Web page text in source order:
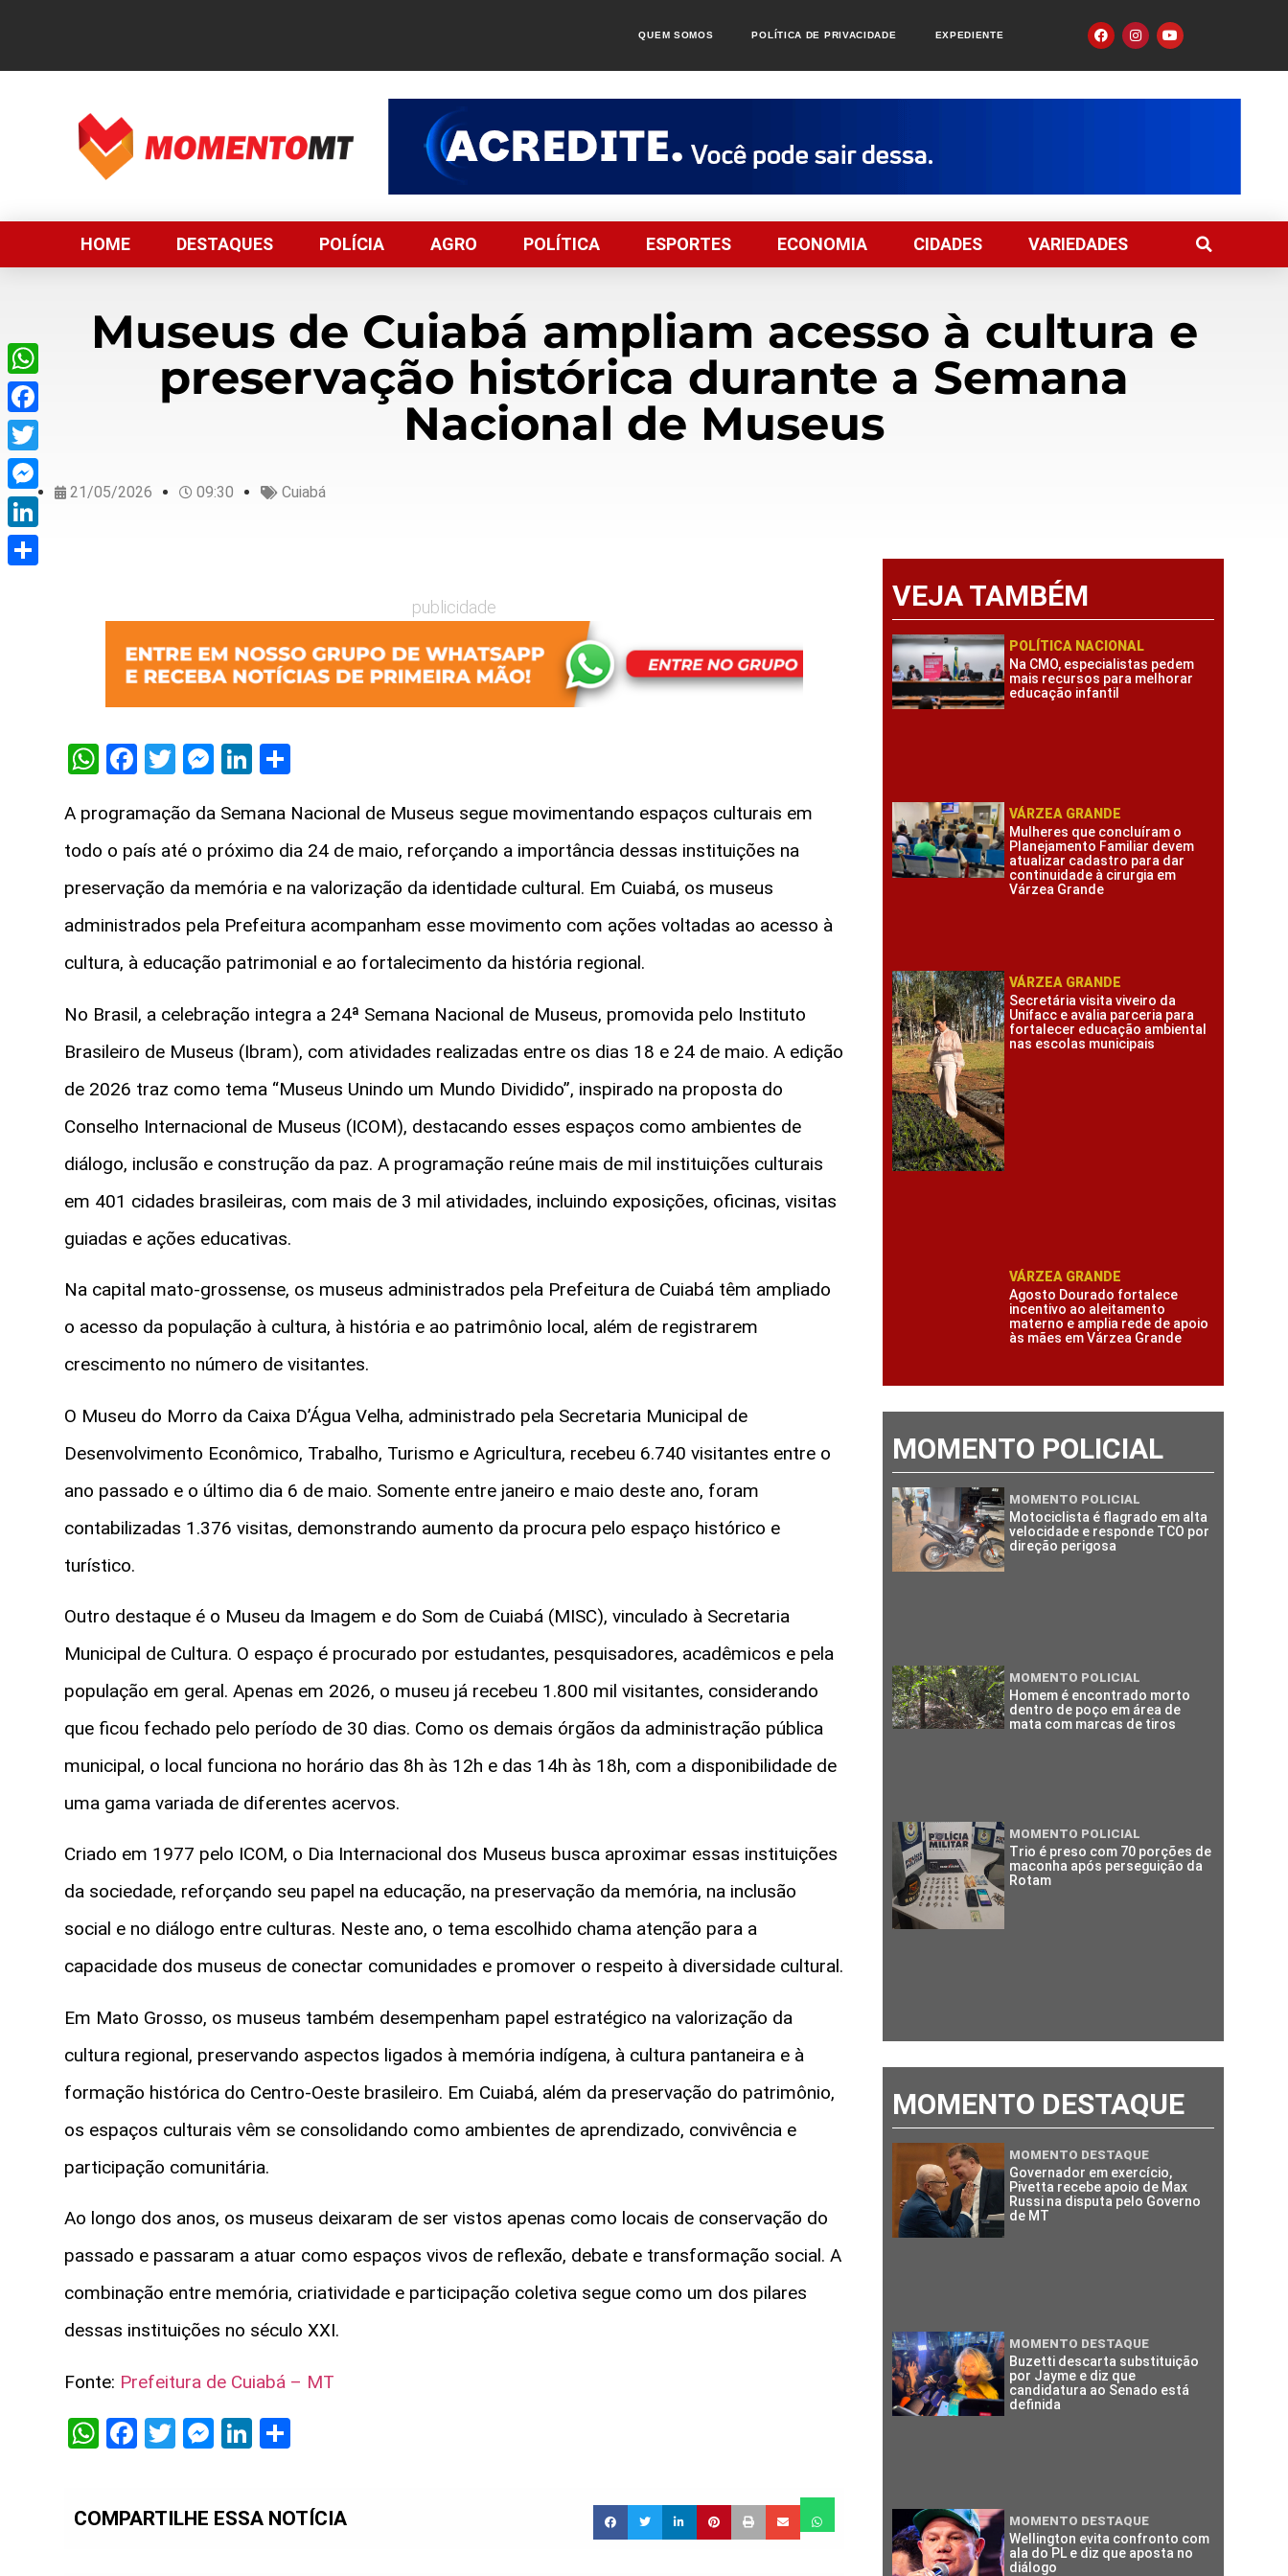
QUEM SOMOS POLÍTICA DE PRIVACIDADE EXPEDIENTE
HOME DESTAQUES POLÍCIA AGRO POLÍTICA ESPORTES ECONOMIA CIDADES VARIEDADES
Museus de Cuiabá ampliam acesso à cultura e
preservação histórica durante a Semana
Nacional de Museus
21/05/2026 09:30 Cuiabá
publicidade
WhatsApp
Facebook
TwitterMessenger
LinkedIn
A programação da Semana Nacional de Museus segue movimentando espaços culturais em
todo o país até o próximo dia 24 de maio, reforçando a importância dessas instituições na
preservação da memória e na valorização da identidade cultural. Em Cuiabá, os museus
administrados pela Prefeitura acompanham esse movimento com ações voltadas ao acesso à
cultura, à educação patrimonial e ao fortalecimento da história regional.
No Brasil, a celebração integra a 24ª Semana Nacional de Museus, promovida pelo Instituto
Brasileiro de Museus (Ibram), com atividades realizadas entre os dias 18 e 24 de maio. A edição
de 2026 traz como tema “Museus Unindo um Mundo Dividido”, inspirado na proposta do
Conselho Internacional de Museus (ICOM), destacando esses espaços como ambientes de
diálogo, inclusão e construção da paz. A programação reúne mais de mil instituições culturais
em 401 cidades brasileiras, com mais de 3 mil atividades, incluindo exposições, oficinas, visitas
guiadas e ações educativas.
Na capital mato-grossense, os museus administrados pela Prefeitura de Cuiabá têm ampliado
o acesso da população à cultura, à história e ao patrimônio local, além de registrarem
crescimento no número de visitantes.
O Museu do Morro da Caixa D’Água Velha, administrado pela Secretaria Municipal de
Desenvolvimento Econômico, Trabalho, Turismo e Agricultura, recebeu 6.740 visitantes entre o
ano passado e o último dia 6 de maio. Somente entre janeiro e maio deste ano, foram
contabilizadas 1.376 visitas, demonstrando aumento da procura pelo espaço histórico e
turístico.
Outro destaque é o Museu da Imagem e do Som de Cuiabá (MISC), vinculado à Secretaria
Municipal de Cultura. O espaço é procurado por estudantes, pesquisadores, acadêmicos e pela
população em geral. Apenas em 2026, o museu já recebeu 1.800 mil visitantes, considerando
que ficou fechado pelo período de 30 dias. Como os demais órgãos da administração pública
municipal, o local funciona no horário das 8h às 12h e das 14h às 18h, com a disponibilidade de
uma gama variada de diferentes acervos.
Criado em 1977 pelo ICOM, o Dia Internacional dos Museus busca aproximar essas instituições
da sociedade, reforçando seu papel na educação, na preservação da memória, na inclusão
social e no diálogo entre culturas. Neste ano, o tema escolhido chama atenção para a
capacidade dos museus de conectar comunidades e promover o respeito à diversidade cultural.
Em Mato Grosso, os museus também desempenham papel estratégico na valorização da
cultura regional, preservando aspectos ligados à memória indígena, à cultura pantaneira e à
formação histórica do Centro-Oeste brasileiro. Em Cuiabá, além da preservação do patrimônio,
os espaços culturais vêm se consolidando como ambientes de aprendizado, convivência e
participação comunitária.
Ao longo dos anos, os museus deixaram de ser vistos apenas como locais de conservação do
passado e passaram a atuar como espaços vivos de reflexão, debate e transformação social. A
combinação entre memória, criatividade e participação coletiva segue como um dos pilares
dessas instituições no século XXI.
Fonte: Prefeitura de Cuiabá – MT
WhatsApp
Facebook
Twitter
Messenger
LinkedIn
COMPARTILHE ESSA NOTÍCIA
VEJA TAMBÉM
POLÍTICA NACIONAL
Na CMO, especialistas pedem
mais recursos para melhorar
educação infantil
VÁRZEA GRANDE
Mulheres que concluíram o
Planejamento Familiar devem
atualizar cadastro para dar
continuidade à cirurgia em
Várzea Grande
VÁRZEA GRANDE
Secretária visita viveiro da
Unifacc e avalia parceria para
fortalecer educação ambiental
nas escolas municipais
VÁRZEA GRANDE
Agosto Dourado fortalece
incentivo ao aleitamento
materno e amplia rede de apoio
às mães em Várzea Grande
MOMENTO POLICIAL
MOMENTO POLICIAL
Motociclista é flagrado em alta
velocidade e responde TCO por
direção perigosa
MOMENTO POLICIAL
Homem é encontrado morto
dentro de poço em área de
mata com marcas de tiros
MOMENTO POLICIAL
Trio é preso com 70 porções de
maconha após perseguição da
Rotam
MOMENTO DESTAQUE
MOMENTO DESTAQUE
Governador em exercício,
Pivetta recebe apoio de Max
Russi na disputa pelo Governo
de MT
MOMENTO DESTAQUE
Buzetti descarta substituição
por Jayme e diz que
candidatura ao Senado está
definida
MOMENTO DESTAQUE
Wellington evita confronto com
ala do PL e diz que aposta no
diálogo
WhatsApp
Facebook
Twitter
Messenger
LinkedIn